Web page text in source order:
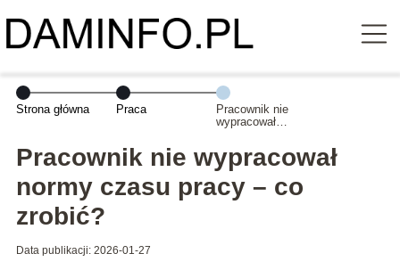
Strona główna Praca
Pracownik nie
wypracował
zrobić?
Pracownik nie wypracował
normy czasu pracy – co
zrobić?
Data publikacji: 2026-01-27